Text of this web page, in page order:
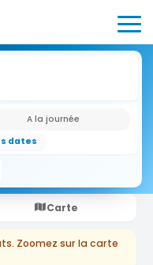
A la journée
dates
Carte
Zoomez sur la carte